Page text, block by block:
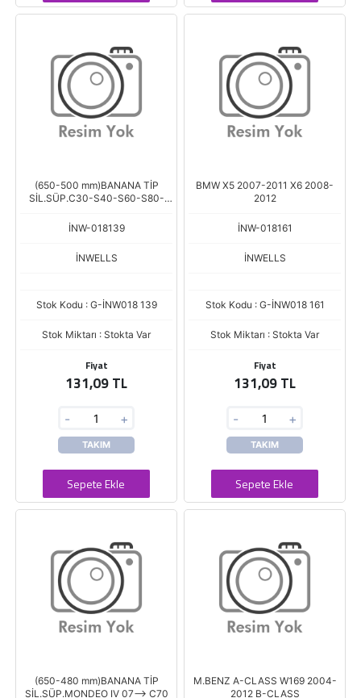
(650-500 mm)BANANA TİP
SİL.SÜP.C30-S40-S60-S80-
İNW-018139
İNWELLS
Stok Kodu : G-İNW018 139
Stok Miktarı : Stokta Var
Fiyat
131,09 TL
- +
TAKIM
Sepete Ekle
BMW X5 2007-2011 X6 2008-
2012
İNW-018161
İNWELLS
Stok Kodu : G-İNW018 161
Stok Miktarı : Stokta Var
Fiyat
131,09 TL
- +
TAKIM
Sepete Ekle
(650-480 mm)BANANA TİP
SİL.SÜP.MONDEO IV 07--> C70
M.BENZ A-CLASS W169 2004-
2012 B-CLASS